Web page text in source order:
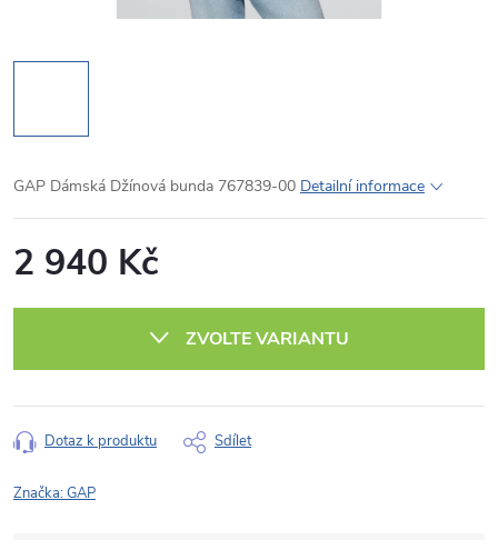
GAP Dámská Džínová bunda 767839-00 Detailní informace
2 940 Kč
ZVOLTE VARIANTU
Dotaz k produktu Sdílet
Značka:GAP